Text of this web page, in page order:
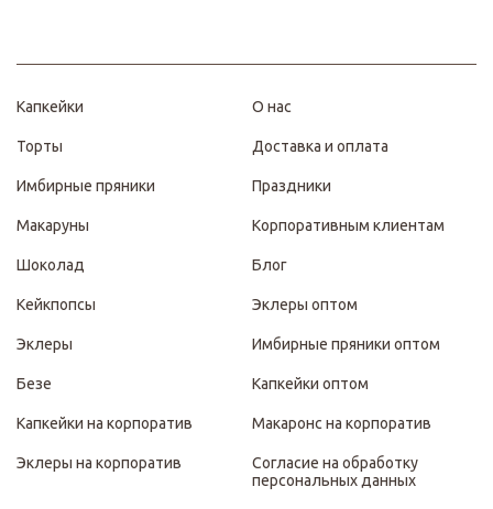
Капкейки
Торты
Имбирные пряники
Макаруны
Шоколад
Кейкпопсы
Эклеры
Безе
Капкейки на корпоратив
Эклеры на корпоратив
О нас
Доставка и оплата
Праздники
Корпоративным клиентам
Блог
Эклеры оптом
Имбирные пряники оптом
Капкейки оптом
Макаронс на корпоратив
Согласие на обработку
персональных данных